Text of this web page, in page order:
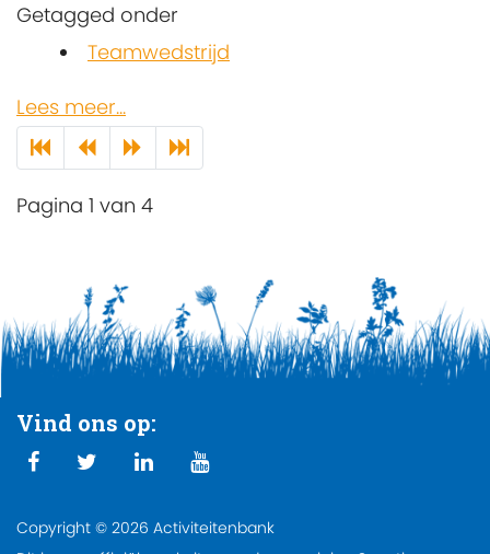
Getagged onder
Teamwedstrijd
Lees meer...
Pagina 1 van 4
Vind ons op:
Copyright © 2026 Activiteitenbank